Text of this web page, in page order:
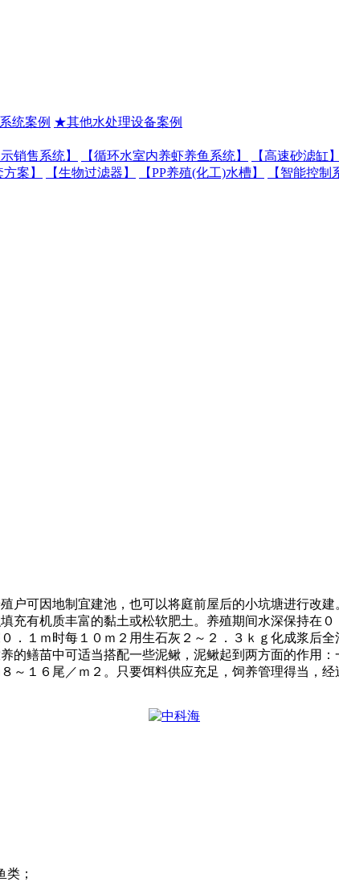
统案例 ★其他水处理设备案例
销售系统】 【循环水室内养虾养鱼系统】 【高速砂滤缸】
方案】 【生物过滤器】 【PP养殖(化工)水槽】 【智能控制
户可因地制宜建池，也可以将庭前屋后的小坑塘进行改
充有机质丰富的黏土或松软肥土。养殖期间水深保持在
．１ｍ时每１０ｍ２用生石灰２～２．３ｋｇ化成浆后
的鳝苗中可适当搭配一些泥鳅，泥鳅起到两方面的作用
～１６尾／ｍ２。只要饵料供应充足，饲养管理得当，
；